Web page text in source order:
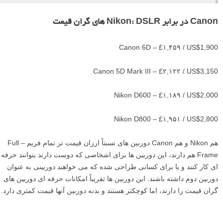
Canon در برابر Nikon: DSLR های گران قیمت
Canon 6D – £۱,۴۵۹ / US$1,900
Canon 5D Mark III – £۲,۱۲۲ / US$3,150
Nikon D600 – £۱,۱۸۹ / US$2,000
Nikon D800 – £۱,۹۵۱ / US$2,800
هم Nikon و هم Canon دوربین های نسبتاً ارزان قیمت تر تمام فریم – Full
Frame هم دارند، این دوربین ها برای اشخاصی که دوست دارند بتوانند حرفه
ای کار کنند و یا برای کسانی طراحی شده که می خواهند دوربینی به عنوان
دوربین دوم داشته باشند. این دوربین ها تقریباً امکانات حرفه ای دوربین های
گران قیمت را دارند، اما کوچکتر هستند و بدنه دوربین آنها قیمت کمتری دارد.